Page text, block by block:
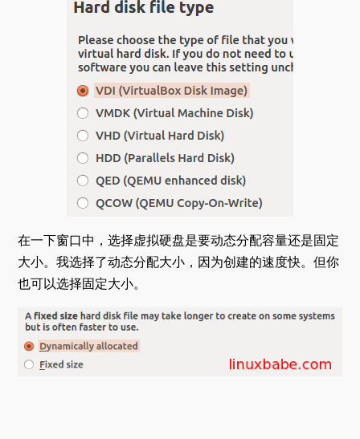
在一下窗口中，选择虚拟硬盘是要动态分配容量还是固定
大小。我选择了动态分配大小，因为创建的速度快。但你
也可以选择固定大小。